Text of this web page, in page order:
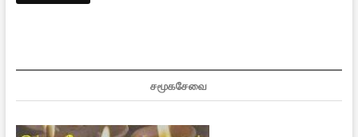
சமூகசேவை